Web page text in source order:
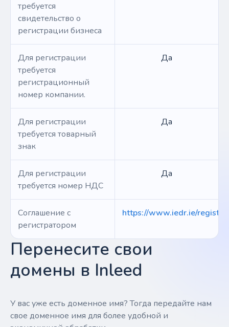
требуется
свидетельство о
регистрации бизнеса
Для регистрации
требуется
регистрационный
номер компании.
Да
Для регистрации
требуется товарный
знак
Да
Для регистрации
требуется номер НДС
Да
Соглашение с
регистратором
https://www.iedr.ie/
Перенесите свои
домены в Inleed
У вас уже есть доменное имя? Тогда передайте нам
свое доменное имя для более удобной и